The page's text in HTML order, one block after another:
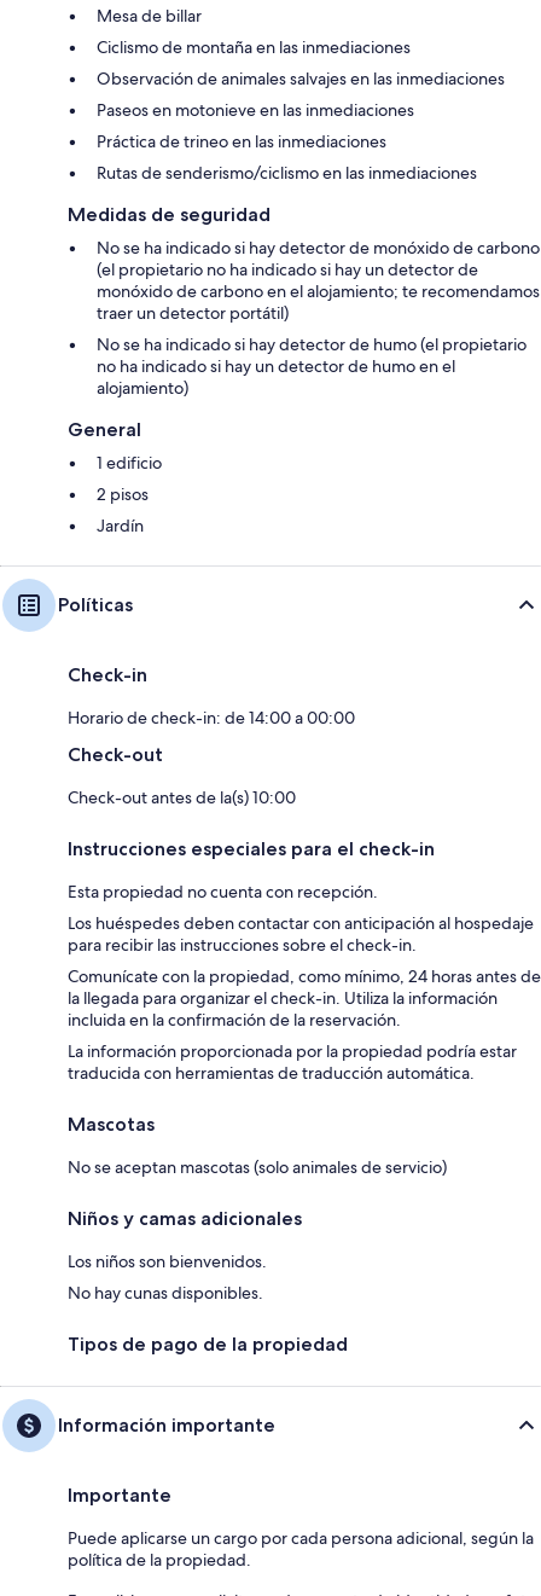
Mesa de billar
Ciclismo de montaña en las inmediaciones
Observación de animales salvajes en las inmediaciones
Paseos en motonieve en las inmediaciones
Práctica de trineo en las inmediaciones
Rutas de senderismo/ciclismo en las inmediaciones
Medidas de seguridad
No se ha indicado si hay detector de monóxido de carbono
(el propietario no ha indicado si hay un detector de
monóxido de carbono en el alojamiento; te recomendamos
traer un detector portátil)
No se ha indicado si hay detector de humo (el propietario
no ha indicado si hay un detector de humo en el
alojamiento)
General
1 edificio
2 pisos
Jardín
Políticas
Check-in
Horario de check-in: de 14:00 a 00:00
Check-out
Check-out antes de la(s) 10:00
Instrucciones especiales para el check-in
Esta propiedad no cuenta con recepción.
Los huéspedes deben contactar con anticipación al hospedaje
para recibir las instrucciones sobre el check-in.
Comunícate con la propiedad, como mínimo, 24 horas antes de
la llegada para organizar el check-in. Utiliza la información
incluida en la confirmación de la reservación.
La información proporcionada por la propiedad podría estar
traducida con herramientas de traducción automática.
Mascotas
No se aceptan mascotas (solo animales de servicio)
Niños y camas adicionales
Los niños son bienvenidos.
No hay cunas disponibles.
Tipos de pago de la propiedad
Información importante
Importante
Puede aplicarse un cargo por cada persona adicional, según la
política de la propiedad.